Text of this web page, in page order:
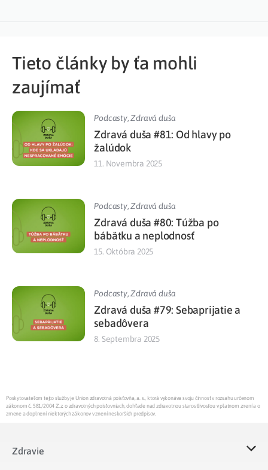
Tieto články by ťa mohli
zaujímať
Podcasty,Zdravá duša
Zdravá duša #81: Od hlavy po
žalúdok
11. Novembra 2025
Podcasty,Zdravá duša
Zdravá duša #80: Túžba po
bábätku a neplodnosť
15. Októbra 2025
Podcasty,Zdravá duša
Zdravá duša #79: Sebaprijatie a
sebadôvera
8. Septembra 2025
Poskytovateľom tejto služby je Union zdravotná poisťovňa, a. s., ktorá vykonáva svoju činnosť v rozsahu určenom
zákonom č. 581/2004 Z.z. o zdravotných poisťovniach, dohľade nad zdravotnou starostlivosťou v platnom znení a o
zmene a doplnení niektorých zákonov v znení neskorších predpisov.
Zdravie